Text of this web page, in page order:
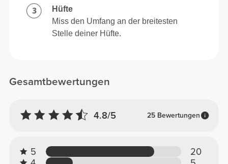
Gesamtbewertungen
4.8/5 25 Bewertungen
5
20
Hüfte
Miss den Umfang an der breitesten
Stelle deiner Hüfte.